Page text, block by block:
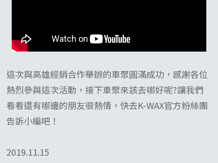
這次與高雄經銷合作舉辦的車聚圓滿成功，感謝各位
熱烈參與這次活動，接下車聚來該去哪好呢?讓我們
看看還有哪邊的朋友很熱情，快去K-WAX官方粉絲團
告訴小編吧！
2019.11.15